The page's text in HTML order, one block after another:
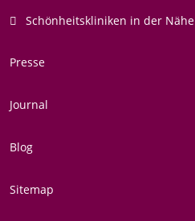
Schönheitskliniken in der Nähe
Presse
Journal
Blog
Sitemap